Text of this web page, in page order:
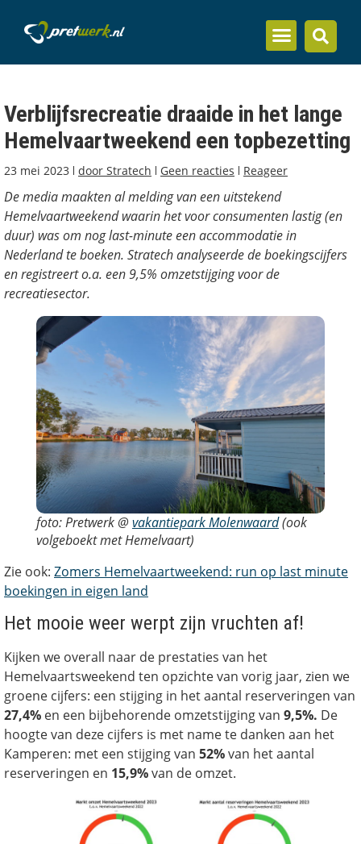
Verblijfsrecreatie draaide in het lange
Hemelvaartweekend een topbezetting
23 mei 2023 door Stratech Geen reacties Reageer
De media maakten al melding van een uitstekend
Hemelvaartweekend waarin het voor consumenten lastig (en
duur) was om nog last-minute een accommodatie in
Nederland te boeken. Stratech analyseerde de boekingscijfers
en registreert o.a. een 9,5% omzetstijging voor de
recreatiesector.
foto: Pretwerk @ vakantiepark Molenwaard(ook
volgeboekt met Hemelvaart)
Zie ook: Zomers Hemelvaartweekend: run op last minute
boekingen in eigen land
Het mooie weer werpt zijn vruchten af!
Kijken we overall naar de prestaties van het
Hemelvaartsweekend ten opzichte van vorig jaar, zien we
groene cijfers: een stijging in het aantal reserveringen van
27,4% en een bijbehorende omzetstijging van 9,5%. De
hoogte van deze cijfers is met name te danken aan het
Kamperen: met een stijging van 52%van het aantal
reserveringen en 15,9%van de omzet.